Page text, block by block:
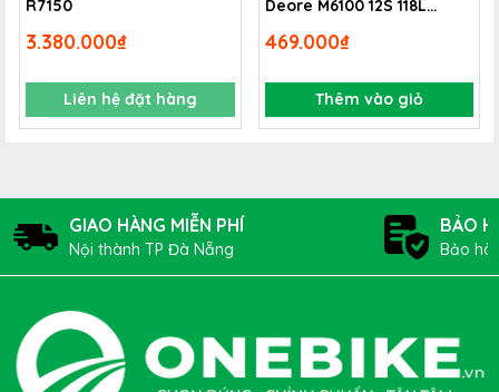
R7150
3.380.000₫
Liên hệ đặt hàng
Deore M6100 12S 118L
469.000₫
Thêm vào giỏ
GIAO HÀNG MIỄN PHÍ
Nội thành TP Đà Nẵng
BẢO
Bảo